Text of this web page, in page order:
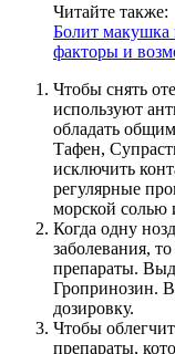
Читайте также:
Болит
факторы и
Чтобы снять
используют
обладать
Тафен,
исключить
регулярные
морской солью
Когда одну
заболевания,
препараты.
Гропринозин.
дозировку.
Чтобы
препараты,